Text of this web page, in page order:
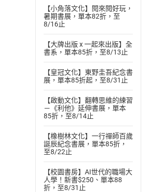
【小角落文化】閱來閱好玩，
暑期書展，單本82折，至
8/16止
【大牌出版 x 一起來出版】全
書系，單本85折，至8/13止
【皇冠文化】東野圭吾紀念書
展，單本85折起，至8/31止
【啟動文化】翻轉思維的練習
－《利他》延伸書展，單本
85折，至8/14止
【橡樹林文化】一行禪師百歲
誕辰紀念書展，單本85折，
至8/22止
【校園書房】AI世代的職場大
人學！新書$250、單本88
折，至8/31止